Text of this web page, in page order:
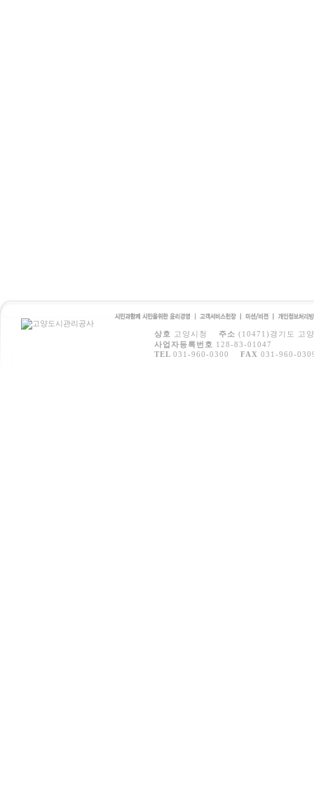
한 윤리경영
헌장
방침
상호 고양시청 주소 (10471)경기도 고
사업자등록번호 128-83-01047
TEL 031-960-0300 FAX 031-960-